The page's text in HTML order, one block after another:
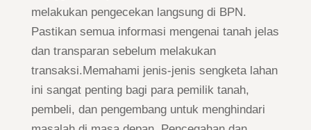
melakukan pengecekan langsung di BPN.
Pastikan semua informasi mengenai tanah jelas
dan transparan sebelum melakukan
transaksi.Memahami jenis-jenis sengketa lahan
ini sangat penting bagi para pemilik tanah,
pembeli, dan pengembang untuk menghindari